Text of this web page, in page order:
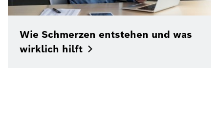
Wie Schmerzen entstehen und was
wirklich hilft